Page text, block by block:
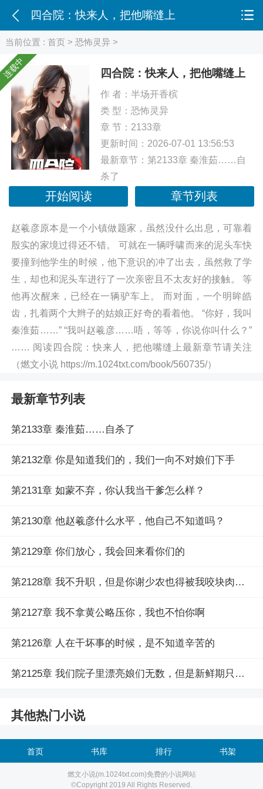
当前位置 :首页 >恐怖灵异 >
连载中 四合院：快来人，把他嘴缝上
作 者： 半场开香槟
类 型： 恐怖灵异
章 节：2133章
更新时间：2026-07-01 13:56:53
最新章节： 第2133章 秦淮茹……自
杀了
开始阅读 章节列表
赵羲彦原本是一个小镇做题家，虽然没什么出息，可靠着
殷实的家境过得还不错。 可就在一辆呼啸而来的泥头车快
要撞到他学生的时候，他下意识的冲了出去，虽然救了学
生，却也和泥头车进行了一次亲密且不太友好的接触。 等
他再次醒来，已经在一辆驴车上。 而对面，一个明眸皓
齿，扎着两个大辫子的姑娘正好奇的看着他。 “你好，我叫
秦淮茹……” “我叫赵羲彦……唔，等等，你说你叫什么？”
…… 阅读四合院：快来人，把他嘴缝上最新章节请关注
（燃文小说 https://m.1024txt.com/book/560735/）
最新章节列表
第2133章 秦淮茹……自杀了
第2132章 你是知道我们的，我们一向不对娘们下手
第2131章 如蒙不弃，你认我当干爹怎么样？
第2130章 他赵羲彦什么水平，他自己不知道吗？
第2129章 你们放心，我会回来看你们的
第2128章 我不升职，但是你谢少农也得被我咬块肉下来
第2127章 我不拿黄公略压你，我也不怕你啊
第2126章 人在干坏事的时候，是不知道辛苦的
第2125章 我们院子里漂亮娘们无数，但是新鲜期只有半个月
其他热门小说
首页 书库 排行 书架
燃文小说(m.1024txt.com)免费的小说网站
©Copyright 2019 All Rights Reserved.
四合院：快来人，把他嘴缝上